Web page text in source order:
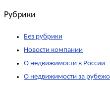
Рубрики
Без рубрики
Новости компании
О недвижимости в России
О недвижимости за